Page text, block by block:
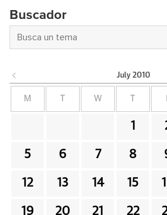
Buscador
July 2010
M W
1
5 6 7 8
12 13 14 15
19 20 21 22